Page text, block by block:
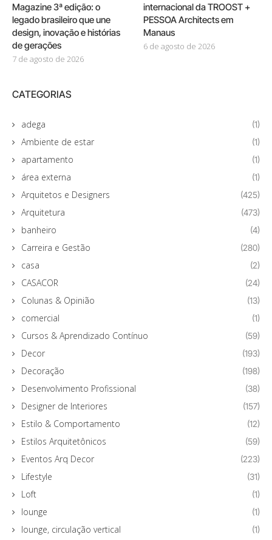
Magazine 3ª edição: o
legado brasileiro que une
design, inovação e histórias
de gerações
7 de agosto de 2026
internacional da TROOST +
PESSOA Architects em
Manaus
6 de agosto de 2026
CATEGORIAS
adega (1)
Ambiente de estar (1)
apartamento (1)
área externa (1)
Arquitetos e Designers (425)
Arquitetura (473)
banheiro (4)
Carreira e Gestão (280)
casa (2)
CASACOR (24)
Colunas & Opinião (13)
comercial (1)
Cursos & Aprendizado Contínuo (59)
Decor (193)
Decoração (198)
Desenvolvimento Profissional (38)
Designer de Interiores (157)
Estilo & Comportamento (12)
Estilos Arquitetônicos (59)
Eventos Arq Decor (223)
Lifestyle (31)
Loft (1)
lounge (1)
lounge, circulação vertical (1)